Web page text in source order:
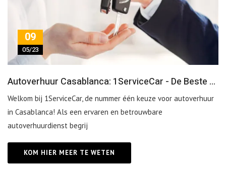
09
05/23
Autoverhuur Casablanca: 1ServiceCar - De Beste Keuze voor Autoverhuur in Casablanca
Welkom bij 1ServiceCar, de nummer één keuze voor autoverhuur
in Casablanca! Als een ervaren en betrouwbare
autoverhuurdienst begrij
KOM HIER MEER TE WETEN